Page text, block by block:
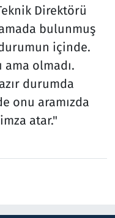
Direktörü
bulunmuş
içinde.
ama olmadı.
durumda
onu aramızda
atar."